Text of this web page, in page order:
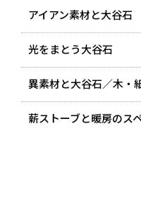
アイアン素材と大谷石
光をまとう大谷石
異素材と大谷石／木・
薪ストーブと暖房のス